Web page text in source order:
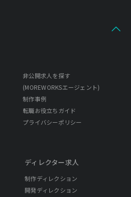
非公開求人を探す
(MOREWORKSエージェント)
制作事例
転職お役立ちガイド
プライバシーポリシー
ディレクター求人
制作ディレクション
開発ディレクション